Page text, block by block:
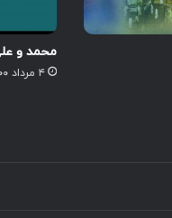
محمد و
۴ مرداد ۱۴۰۰